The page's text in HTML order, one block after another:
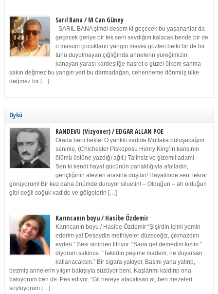
Sarıl Bana / M Can Güney
SARIL BANA şimdi desem ki geçecek bu yaşananlar da
geçecek geriye bir tek seni sevdiğim kalacak bende bir de
o masum çocukların yangın mavisi gözleri belki bir de bir
türlü duyulmayan çığlığında annelerin yüreğimizin
kanayan yarası kardeşliğe hasret o güzel ülkem sanma
sakın değmez bu yangın yeri bu darmadağan, cehenneme dönmüş ülke
değmez bir […]
Öykü
RANDEVU (Vizyoner) / EDGAR ALLAN POE
Orada beni bekle! O yankılı vadide Mutlaka buluşacağım
seninle. (Chichester Piskoposu Henry King’in karısının
ölümü üstüne yazdığı ağıt.) Talihsiz ve gizemli adam! –
Sen ki kendi hayal gücünün parlaklığıyla afalladın,
gençliğinin alevleri arasına düştün! Hayalimde seni tekrar
görüyorum! Bir kez daha önümde duruyor siluetin! – Olduğun – ah olduğun
gibi değil soğuk vadide ve gölgelerin […]
Karıncanın boyu / Hasibe Özdemir
Karıncanın boyu / Hasibe Özdemir “Şişirdin içimi yemin
ederim ya! Deseydin methiyeler düzeceğiz, çıkmazdım
evden.” Sesi sinirden titriyor. “Sana gel demedim kızım.”
diyorum sakince. “Takıldın peşime madem, ne duyarsan
katlanacaksın.” Bir sigara yakıyor. Başını yana yatırıp,
bezmiş annelerin yılgın bakışıyla süzüyor beni. Kaşlarımı kaldırıp ona
bakıyorum ben de. Pes ediyor. “Git nereye atacaksan at, ben mezeleri
söylüyorum […]